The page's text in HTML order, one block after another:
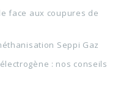
face aux coupures de
Seppi Gaz
: nos conseils